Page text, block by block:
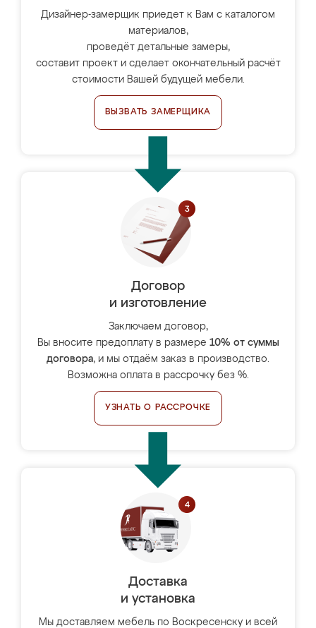
Дизайнер-замерщик приедет к Вам с каталогом
материалов,
проведёт детальные замеры,
составит проект и сделает окончательный расчёт
стоимости Вашей будущей мебели.
ВЫЗВАТЬ ЗАМЕРЩИКА
Договор
и изготовление
Заключаем договор,
Вы вносите предоплату в размере 10% от суммы
договора, и мы отдаём заказ в производство.
Возможна оплата в рассрочку без %.
УЗНАТЬ О РАССРОЧКЕ
Доставка
и установка
Мы доставляем мебель по Воскресенску и всей